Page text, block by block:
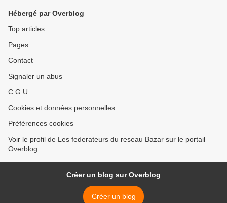
Hébergé par Overblog
Top articles
Pages
Contact
Signaler un abus
C.G.U.
Cookies et données personnelles
Préférences cookies
Voir le profil de Les federateurs du reseau Bazar sur le portail
Overblog
Créer un blog sur Overblog
Créer un blog